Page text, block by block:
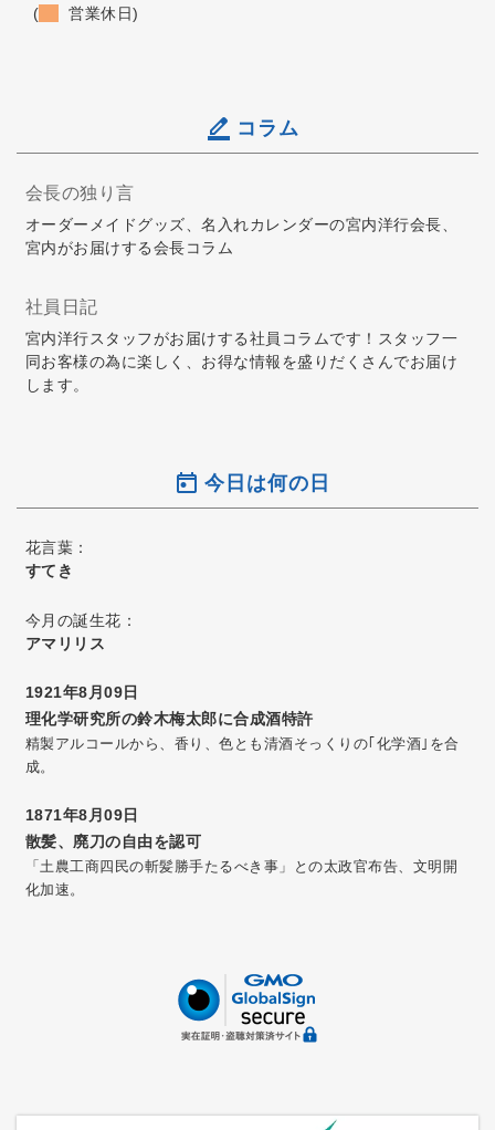
( 営業休日)
コラム
会長の独り言
オーダーメイドグッズ、名入れカレンダーの宮内洋行会長、
宮内がお届けする会長コラム
社員日記
宮内洋行スタッフがお届けする社員コラムです！スタッフ一
同お客様の為に楽しく、お得な情報を盛りだくさんでお届け
します。
今日は何の日
花言葉：
すてき
今月の誕生花：
アマリリス
1921年8月09日
理化学研究所の鈴木梅太郎に合成酒特許
精製アルコールから、香り、色とも清酒そっくりの｢化学酒｣を合
成。
1871年8月09日
散髪、廃刀の自由を認可
「土農工商四民の斬髪勝手たるべき事」との太政官布告、文明開
化加速。